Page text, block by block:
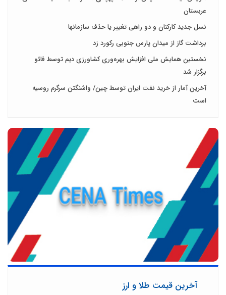
عربستان
نسل جدید کارکنان و دو راهی تغییر یا حذف سازمانها
برداشت گاز از میدان پارس جنوبی رکورد زد
نخستین همایش ملی افزایش بهره‌وری کشاورزی دیم توسط فائو
برگزار شد
آخرین آمار از خرید نفت ایران توسط چین/ واشنگتن سرگرم روسیه
است
آخرین قیمت طلا و ارز